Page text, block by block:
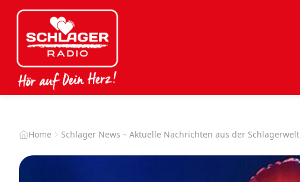
Home Schlager News – Aktuelle Nachrichten aus der Schlagerwelt